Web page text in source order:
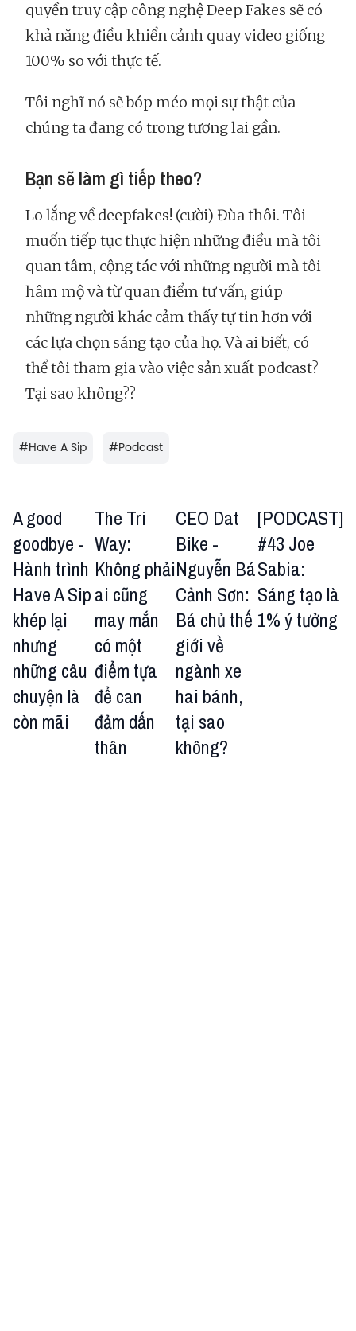
quyền truy cập công nghệ Deep Fakes sẽ có
khả năng điều khiển cảnh quay video giống
100% so với thực tế.
Tôi nghĩ nó sẽ bóp méo mọi sự thật của
chúng ta đang có trong tương lai gần.
Bạn sẽ làm gì tiếp theo?
Lo lắng về deepfakes! (cười) Đùa thôi. Tôi
muốn tiếp tục thực hiện những điều mà tôi
quan tâm, cộng tác với những người mà tôi
hâm mộ và từ quan điểm tư vấn, giúp
những người khác cảm thấy tự tin hơn với
các lựa chọn sáng tạo của họ. Và ai biết, có
thể tôi tham gia vào việc sản xuất podcast?
Tại sao không??
#Have A Sip #Podcast
A good
goodbye -
Hành trình
Have A Sip
khép lại
nhưng
những câu
chuyện là
còn mãi
The Tri
Way:
Không phải
ai cũng
may mắn
có một
điểm tựa
để can
đảm dấn
thân
CEO Dat
Bike -
Nguyễn Bá
Cảnh Sơn:
Bá chủ thế
giới về
ngành xe
hai bánh,
tại sao
không?
[PODCAST]
#43 Joe
Sabia:
Sáng tạo là
1% ý tưởng